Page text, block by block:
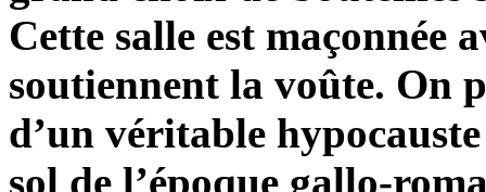
Cette salle est maçonnée
soutiennent la voûte. On
d’un véritable
sol de l’époque gallo-